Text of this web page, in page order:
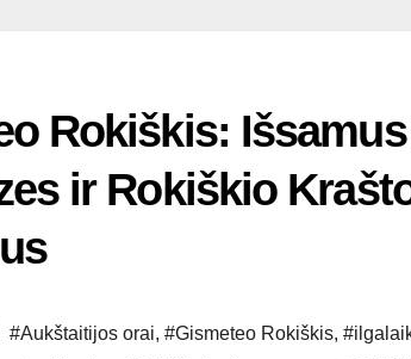
Rokiškis:
ir Rokiškio
#Aukštaitijos orai, #Gismeteo Rokiškis,